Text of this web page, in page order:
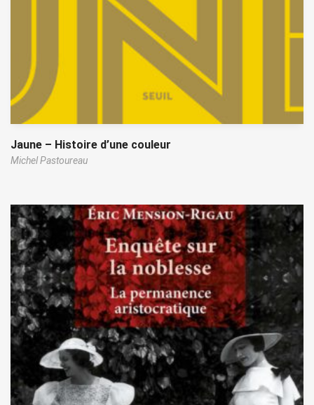
Jaune – Histoire d’une couleur
Michel Pastoureau